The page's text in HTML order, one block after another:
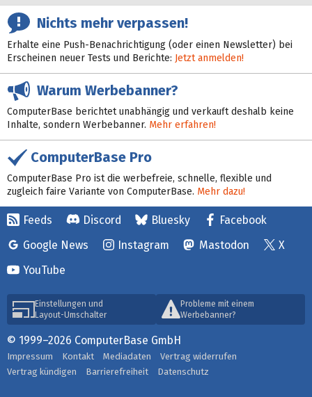
Nichts mehr verpassen!
Erhalte eine Push-Benachrichtigung (oder einen Newsletter) bei
Erscheinen neuer Tests und Berichte: Jetzt anmelden!
Warum Werbebanner?
ComputerBase berichtet unabhängig und verkauft deshalb keine
Inhalte, sondern Werbebanner. Mehr erfahren!
ComputerBase Pro
ComputerBase Pro ist die werbefreie, schnelle, flexible und
zugleich faire Variante von ComputerBase. Mehr dazu!
Feeds Discord Bluesky
Facebook
Google News
Instagram Mastodon
X
YouTube
Einstellungen und
Layout-Umschalter
Probleme mit einem
Werbebanner?
© 1999–2026 ComputerBase GmbH
Impressum Kontakt Mediadaten
Vertrag widerrufen
Vertrag kündigen
Barrierefreiheit Datenschutz